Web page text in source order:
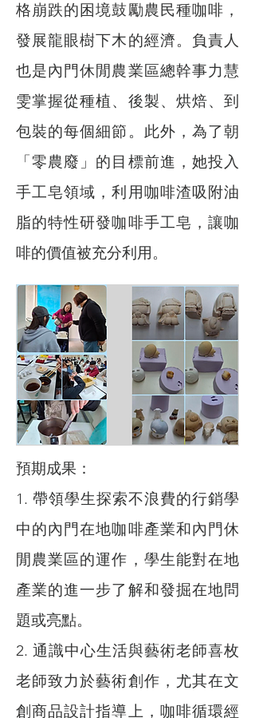
格崩跌的困境鼓勵農民種咖啡，
發展龍眼樹下木的經濟。負責人
也是內門休閒農業區總幹事力慧
雯掌握從種植、後製、烘焙、到
包裝的每個細節。此外，為了朝
「零農廢」的目標前進，她投入
手工皂領域，利用咖啡渣吸附油
脂的特性研發咖啡手工皂，讓咖
啡的價值被充分利用。
預期成果：
1. 帶領學生探索不浪費的行銷學
中的內門在地咖啡產業和內門休
閒農業區的運作，學生能對在地
產業的進一步了解和發掘在地問
題或亮點。
2. 通識中心生活與藝術老師喜枚
老師致力於藝術創作，尤其在文
創商品設計指導上，咖啡循環經